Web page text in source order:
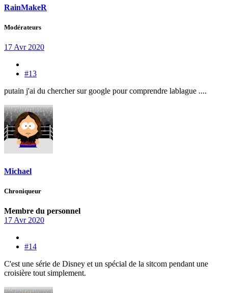
RainMakeR
Modérateurs
17 Avr 2020
#13
putain j'ai du chercher sur google pour comprendre lablague ....
Michael
Chroniqueur
Membre du personnel
17 Avr 2020
#14
C'est une série de Disney et un spécial de la sitcom pendant une
croisière tout simplement.